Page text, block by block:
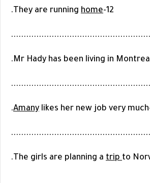
12-They are running
home
.
Amany likes her new job very much.
tripto